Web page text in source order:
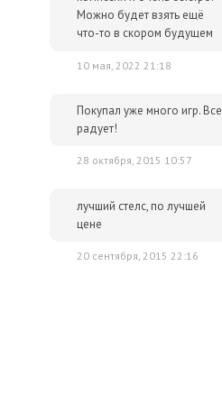
Можно будет взять ещё
что-то в скором будущем
10 мая, 2022 21:18
Покупал уже много игр. Все
радует!
28 октября, 2015 10:57
лучший стелс, по лучшей
цене
20 сентября, 2015 22:16